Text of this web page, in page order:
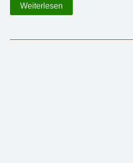
20
L
L
Weiterlesen